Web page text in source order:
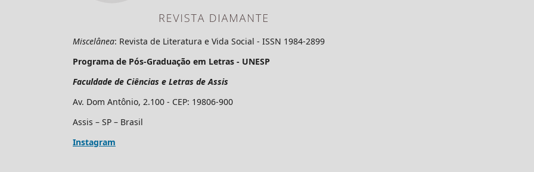
Miscelânea: Revista de Literatura e Vida Social - ISSN 1984-2899
Programa de Pós-Graduação em Letras - UNESP
Faculdade de Ciências e Letras de Assis
Av. Dom Antônio, 2.100 - CEP: 19806-900
Assis – SP – Brasil
Instagram